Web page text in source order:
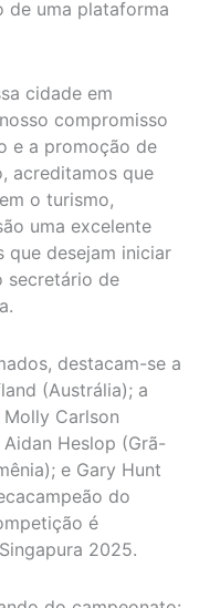
de uma plataforma
cidade em
compromisso
e a promoção de
acreditamos que
o turismo,
uma excelente
que desejam iniciar
secretário de
destacam-se a
(Austrália); a
Carlson
Heslop (Grã-
e Gary Hunt
do
é
2025.